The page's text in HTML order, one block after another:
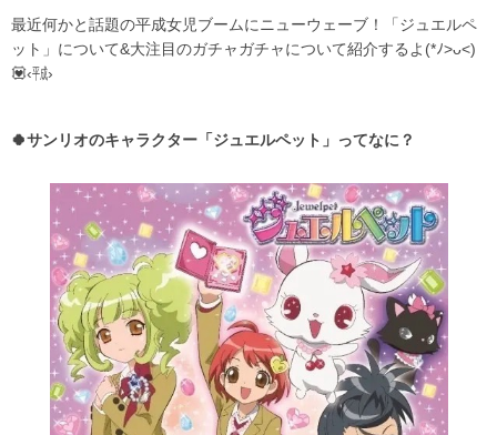
最近何かと話題の平成女児ブームにニューウェーブ！「ジュエルペ
ット」について&大注目のガチャガチャについて紹介するよ(*ﾉ>ᴗ<)
💟‹㍻›
🍀サンリオのキャラクター「ジュエルペット」ってなに？